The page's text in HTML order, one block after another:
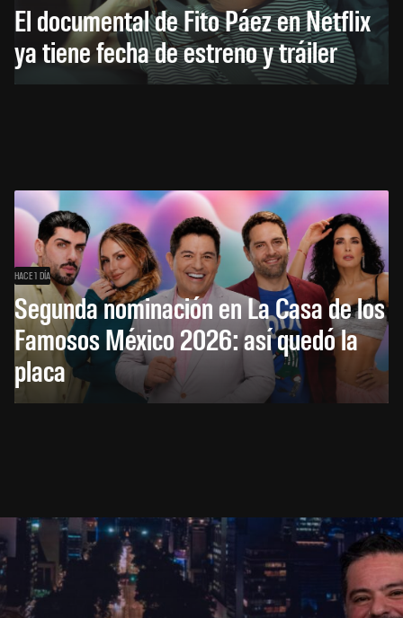
El documental de Fito Páez en Netflix
ya tiene fecha de estreno y tráiler
HACE 1 DÍA
Segunda nominación en La Casa de los
Famosos México 2026: así quedó la
placa